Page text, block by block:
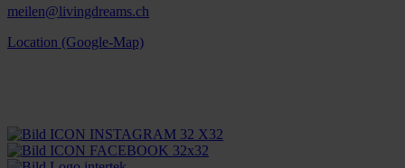
meilen@livingdreams.ch
Location (Google-Map)